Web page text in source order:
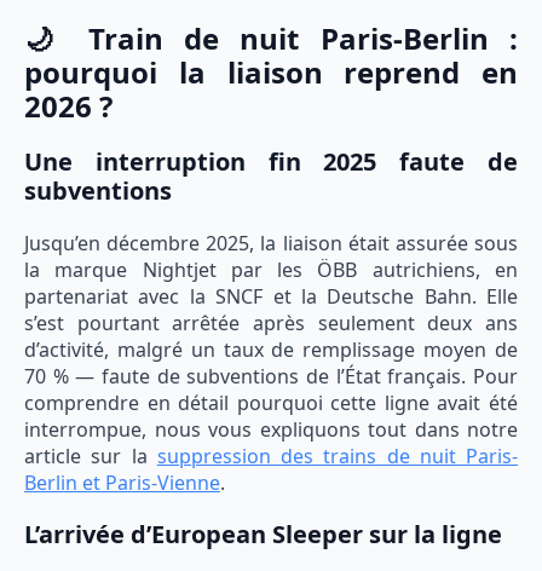
🌙 Train de nuit Paris-Berlin :
pourquoi la liaison reprend en
2026 ?
Une interruption fin 2025 faute de
subventions
Jusqu’en décembre 2025, la liaison était assurée sous
la marque Nightjet par les ÖBB autrichiens, en
partenariat avec la SNCF et la Deutsche Bahn. Elle
s’est pourtant arrêtée après seulement deux ans
d’activité, malgré un taux de remplissage moyen de
70 % — faute de subventions de l’État français. Pour
comprendre en détail pourquoi cette ligne avait été
interrompue, nous vous expliquons tout dans notre
article sur la suppression des trains de nuit Paris-
Berlin et Paris-Vienne.
L’arrivée d’European Sleeper sur la ligne